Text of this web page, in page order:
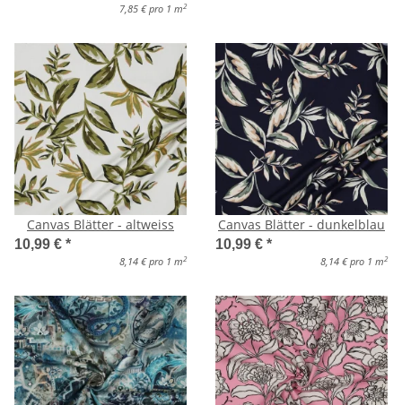
7,85 € pro 1 m 2
Canvas Blätter - altweiss
10,99 € *
8,14 € pro 1 m 2
Canvas Blätter - dunkelblau
10,99 € *
8,14 € pro 1 m 2